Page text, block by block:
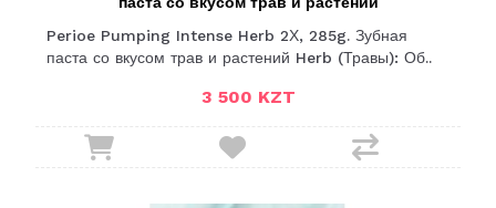
Perioe Pumping Intense Herb 2Х, 285g. Зубная
паста со вкусом трав и растений Herb (Травы): Об..
3 500 KZT